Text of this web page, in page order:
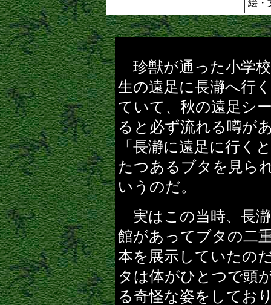
絵・
珍獣が通った小学
生の遠足に長瀞へ行
ていて、秋の遠足シ
ると必ず流れる噂が
「長瀞に遠足に行く
たつあるブタを見ら
いうのだ。
実はこの当時、長
館があってブタの二
本を展示していたの
タは体がひとつで頭
る奇怪な姿をしてお